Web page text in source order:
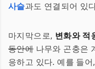
사슬과도 연결되어 있
마지막으로, 변화와 적
동안에나무와 곤충은
응하고 있다. 예를 들